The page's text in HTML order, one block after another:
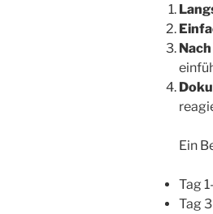
Ein
Tag
Tag